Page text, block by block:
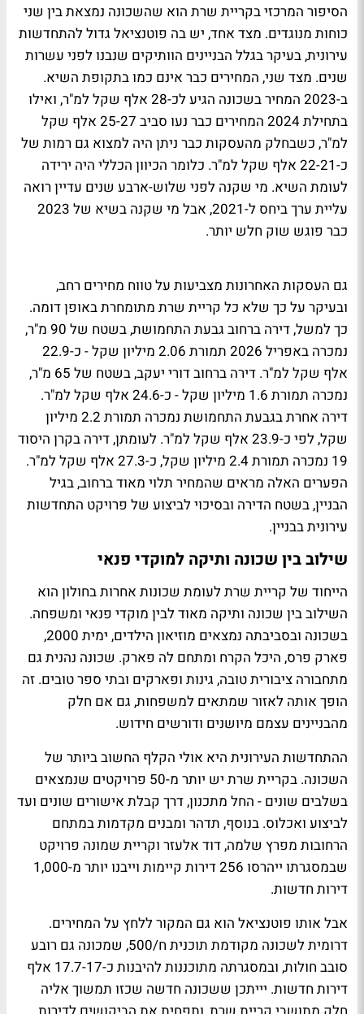
הסיפור המרכזי בקריית שרת הוא שהשכונה נמצאת בין שני
כוחות מנוגדים. מצד אחד, יש בה פוטנציאל גדול להתחדשות
עירונית, בעיקר בגלל הבניינים הוותיקים שנבנו לפני עשרות
שנים. מצד שני, המחירים כבר אינם כמו בתקופת השיא.
ב-2023 המחיר בשכונה הגיע לכ-28 אלף שקל למ"ר, ואילו
בתחילת 2024 המחירים כבר נעו סביב 25-27 אלף שקל
למ"ר, כשבחלק מהעסקות כבר ניתן היה למצוא גם רמות של
כ-22-21 אלף שקל למ"ר. כלומר הכיוון הכללי היה ירידה
לעומת השיא. מי שקנה לפני שלוש-ארבע שנים עדיין רואה
עליית ערך ביחס ל-2021, אבל מי שקנה בשיא של 2023
כבר פוגש שוק חלש יותר.
גם העסקות האחרונות מצביעות על טווח מחירים רחב,
ובעיקר על כך שלא כל קריית שרת מתומחרת באופן דומה.
כך למשל, דירה ברחוב גבעת התחמושת, בשטח של 90 מ"ר,
נמכרה באפריל 2026 תמורת 2.06 מיליון שקל - כ-22.9
אלף שקל למ"ר. דירה ברחוב דורי יעקב, בשטח של 65 מ"ר,
נמכרה תמורת 1.6 מיליון שקל - כ-24.6 אלף שקל למ"ר.
דירה אחרת בגבעת התחמושת נמכרה תמורת 2.2 מיליון
שקל, לפי כ-23.9 אלף שקל למ"ר. לעומתן, דירה בקרן היסוד
19 נמכרה תמורת 2.4 מיליון שקל, כ-27.3 אלף שקל למ"ר.
הפערים האלה מראים שהמחיר תלוי מאוד ברחוב, בגיל
הבניין, בשטח הדירה ובסיכוי לביצוע של פרויקט התחדשות
עירונית בבניין.
שילוב בין שכונה ותיקה למוקדי פנאי
הייחוד של קריית שרת לעומת שכונות אחרות בחולון הוא
השילוב בין שכונה ותיקה מאוד לבין מוקדי פנאי ומשפחה.
בשכונה ובסביבתה נמצאים מוזיאון הילדים, ימית 2000,
פארק פרס, היכל הקרח ומתחם לה פארק. שכונה נהנית גם
מתחבורה ציבורית טובה, גינות ופארקים ובתי ספר טובים. זה
הופך אותה לאזור שמתאים למשפחות, גם אם חלק
מהבניינים עצמם מיושנים ודורשים חידוש.
ההתחדשות העירונית היא אולי הקלף החשוב ביותר של
השכונה. בקריית שרת יש יותר מ-50 פרויקטים שנמצאים
בשלבים שונים - החל מתכנון, דרך קבלת אישורים שונים ועד
לביצוע ואכלוס. בנוסף, תדהר ומבנים מקדמות במתחם
הרחובות מפרץ שלמה, דוד אלעזר וקריית שמונה פרויקט
שבמסגרתו ייהרסו 256 דירות קיימות וייבנו יותר מ-1,000
דירות חדשות.
אבל אותו פוטנציאל הוא גם המקור ללחץ על המחירים.
דרומית לשכונה מקודמת תוכנית ח/500, שמכונה גם רובע
סובב חולות, ובמסגרתה מתוכננות להיבנות כ-17.7-17 אלף
דירות חדשות. יייתכן ששכונה חדשה שכזו תמשוך אליה